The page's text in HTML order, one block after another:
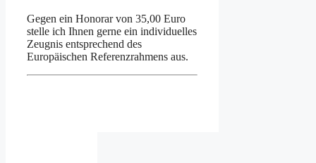
Gegen ein Honorar von 35,00 Euro
stelle ich Ihnen gerne ein individuelles
Zeugnis entsprechend des
Europäischen Referenzrahmens aus.